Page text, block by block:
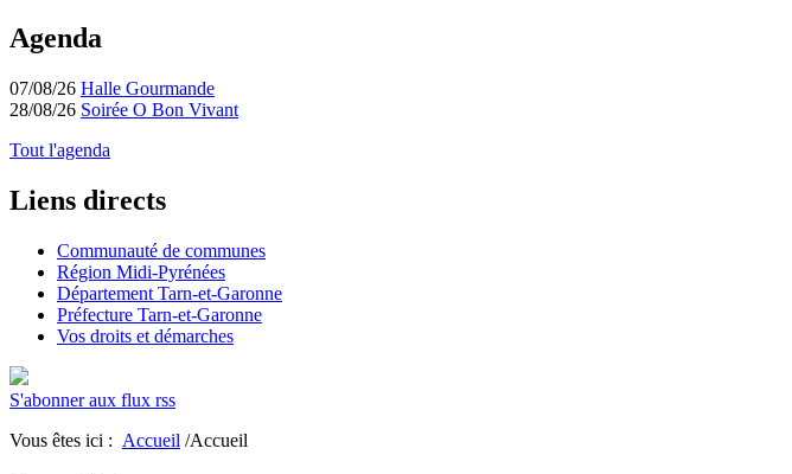
Agenda
07/08/26 Halle Gourmande
28/08/26 Soirée O Bon Vivant
Tout l'agenda
Liens directs
Communauté de communes
Région Midi-Pyrénées
Département Tarn-et-Garonne
Préfecture Tarn-et-Garonne
Vos droits et démarches
S'abonner aux flux rss
Vous êtes ici : Accueil /Accueil